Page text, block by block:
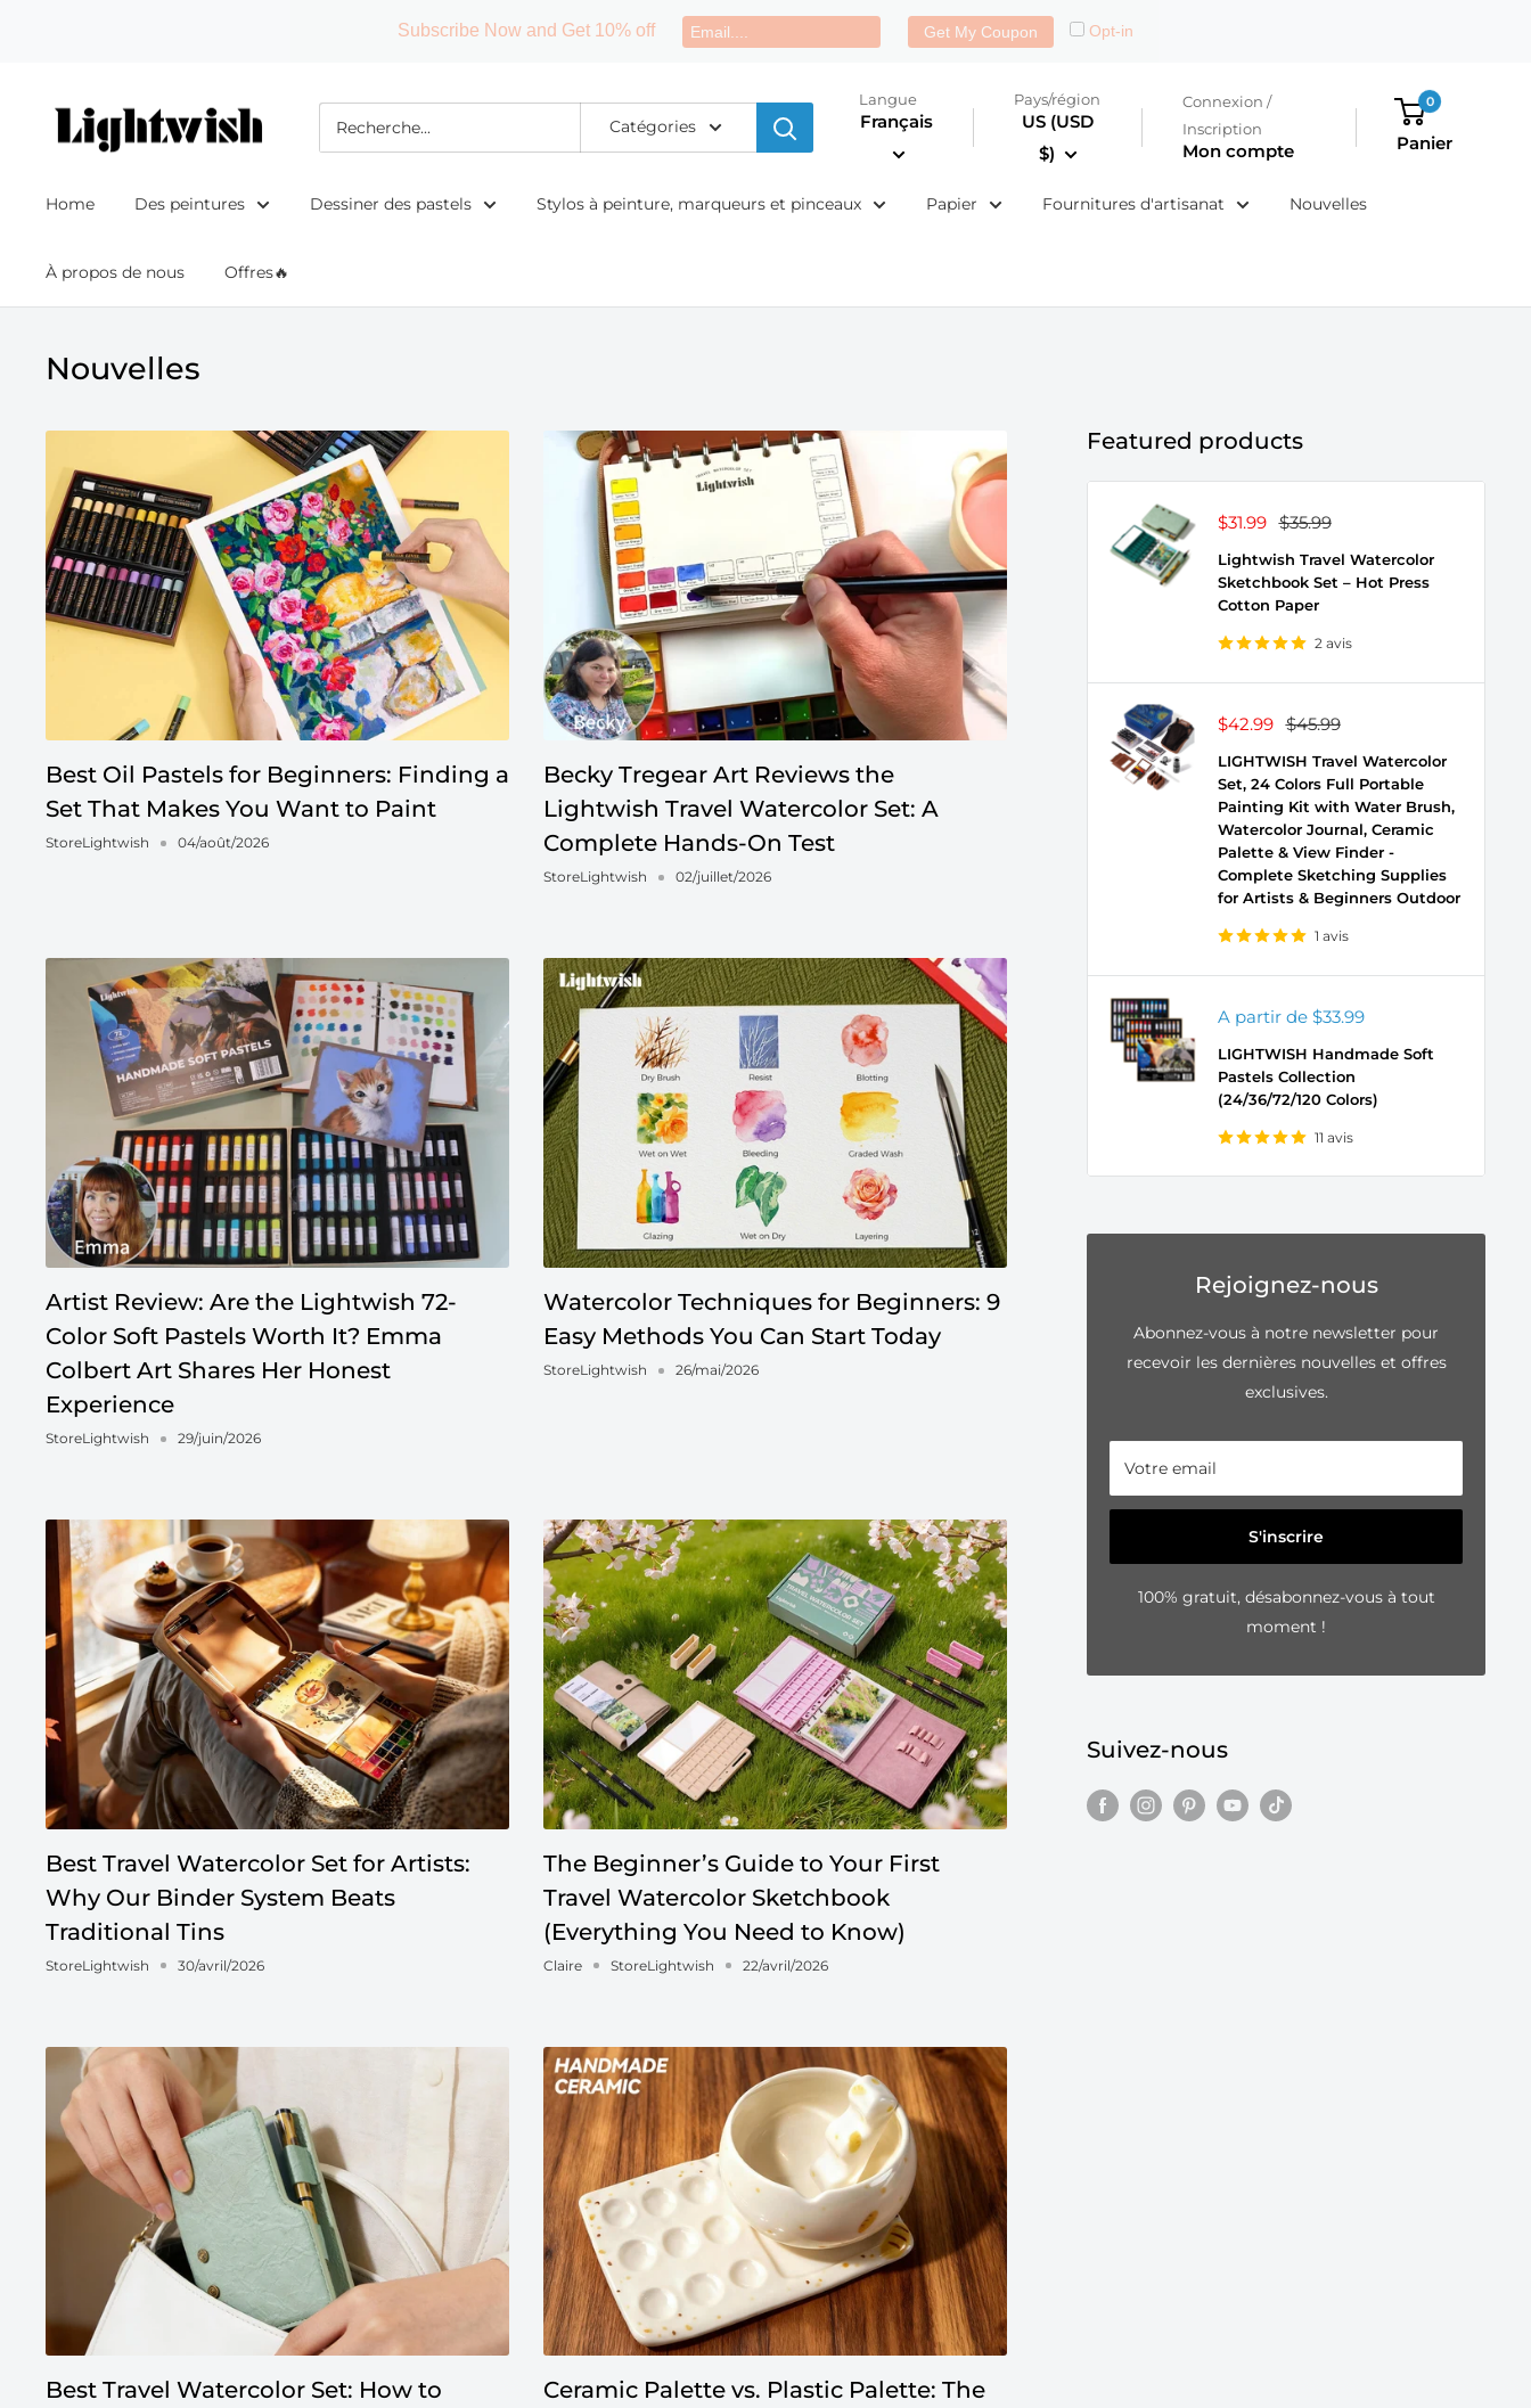
Subscribe Now and Get 10% off Get My Coupon Opt-in
Catégories
Langue
Français
Pays/région
US (USD
$)
Connexion /
Inscription
Mon compte
0
Panier
Home Des peintures Dessiner des pastels Stylos à peinture, marqueurs et pinceaux Papier Fournitures d'artisanat Nouvelles
À propos de nous Offres🔥
Nouvelles
Best Oil Pastels for Beginners: Finding a
Set That Makes You Want to Paint
StoreLightwish 04/août/2026
Becky Tregear Art Reviews the
Lightwish Travel Watercolor Set: A
Complete Hands-On Test
StoreLightwish 02/juillet/2026
Artist Review: Are the Lightwish 72-
Color Soft Pastels Worth It? Emma
Colbert Art Shares Her Honest
Experience
StoreLightwish 29/juin/2026
Watercolor Techniques for Beginners: 9
Easy Methods You Can Start Today
StoreLightwish 26/mai/2026
Best Travel Watercolor Set for Artists:
Why Our Binder System Beats
Traditional Tins
StoreLightwish 30/avril/2026
The Beginner’s Guide to Your First
Travel Watercolor Sketchbook
(Everything You Need to Know)
Claire StoreLightwish 22/avril/2026
Best Travel Watercolor Set: How to
Ceramic Palette vs. Plastic Palette: The
Featured products
Prix
réduit
$31.99 Prix
normal
$35.99
Lightwish Travel Watercolor
Sketchbook Set – Hot Press
Cotton Paper
2 avis
Prix
réduit
$42.99 Prix
normal
$45.99
LIGHTWISH Travel Watercolor
Set, 24 Colors Full Portable
Painting Kit with Water Brush,
Watercolor Journal, Ceramic
Palette & View Finder -
Complete Sketching Supplies
for Artists & Beginners Outdoor
1 avis
Prix
réduit
A partir de $33.99
LIGHTWISH Handmade Soft
Pastels Collection
(24/36/72/120 Colors)
11 avis
Rejoignez-nous
Abonnez-vous à notre newsletter pour
recevoir les dernières nouvelles et offres
exclusives.
Votre email
S'inscrire
100% gratuit, désabonnez-vous à tout
moment !
Suivez-nous